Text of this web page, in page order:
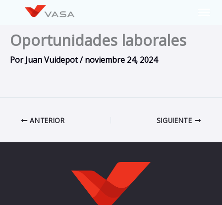
contenido
Oportunidades laborales
PorJuan Vuidepot/noviembre 24, 2024
ANTERIOR SIGUIENTE